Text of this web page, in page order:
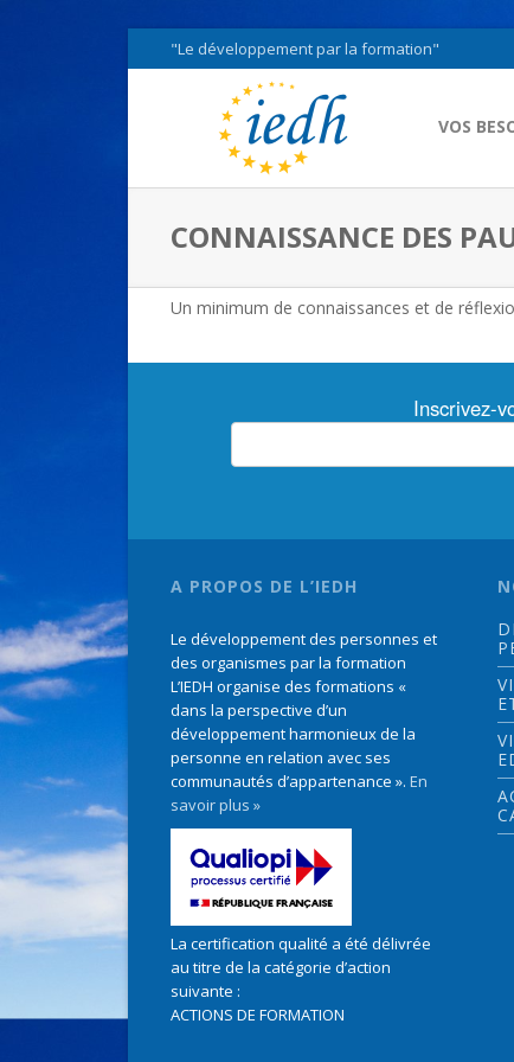
"Le développement par la formation"
VOS
CONNAISSANCE DES
Un minimum de connaissances et de
Inscrivez-
A PROPOS DE L’IEDH
Le développement des personnes et
des organismes par la formation
L’IEDH organise des formations «
dans la perspective d’un
développement harmonieux de la
personne en relation avec ses
communautés d’appartenance ». En
savoir plus »
La certification qualité a été délivrée
au titre de la catégorie d’action
suivante :
ACTIONS DE FORMATION